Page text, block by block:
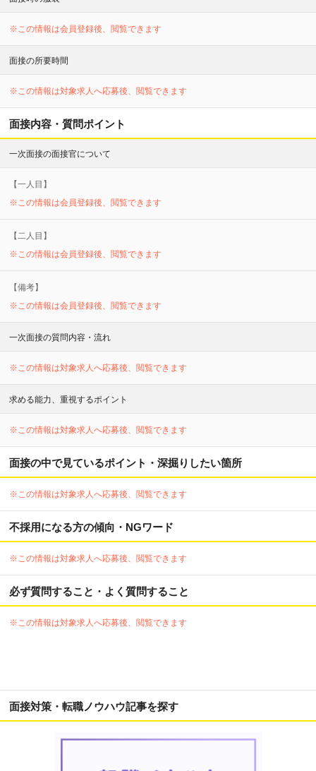
※この情報は会員登録後、閲覧できます
面接の所要時間
※この情報は対象求人へ応募後、閲覧できます
面接内容・質問ポイント
一次面接の面接官について
【一人目】
※この情報は会員登録後、閲覧できます
【二人目】
※この情報は会員登録後、閲覧できます
【備考】
※この情報は会員登録後、閲覧できます
一次面接の質問内容・流れ
※この情報は対象求人へ応募後、閲覧できます
求める能力、重視するポイント
※この情報は対象求人へ応募後、閲覧できます
面接の中で見ているポイント・深掘りしたい箇所
※この情報は対象求人へ応募後、閲覧できます
不採用になる方の傾向・NGワード
※この情報は対象求人へ応募後、閲覧できます
必ず質問すること・よく質問すること
※この情報は対象求人へ応募後、閲覧できます
面接対策・転職ノウハウ記事を探す